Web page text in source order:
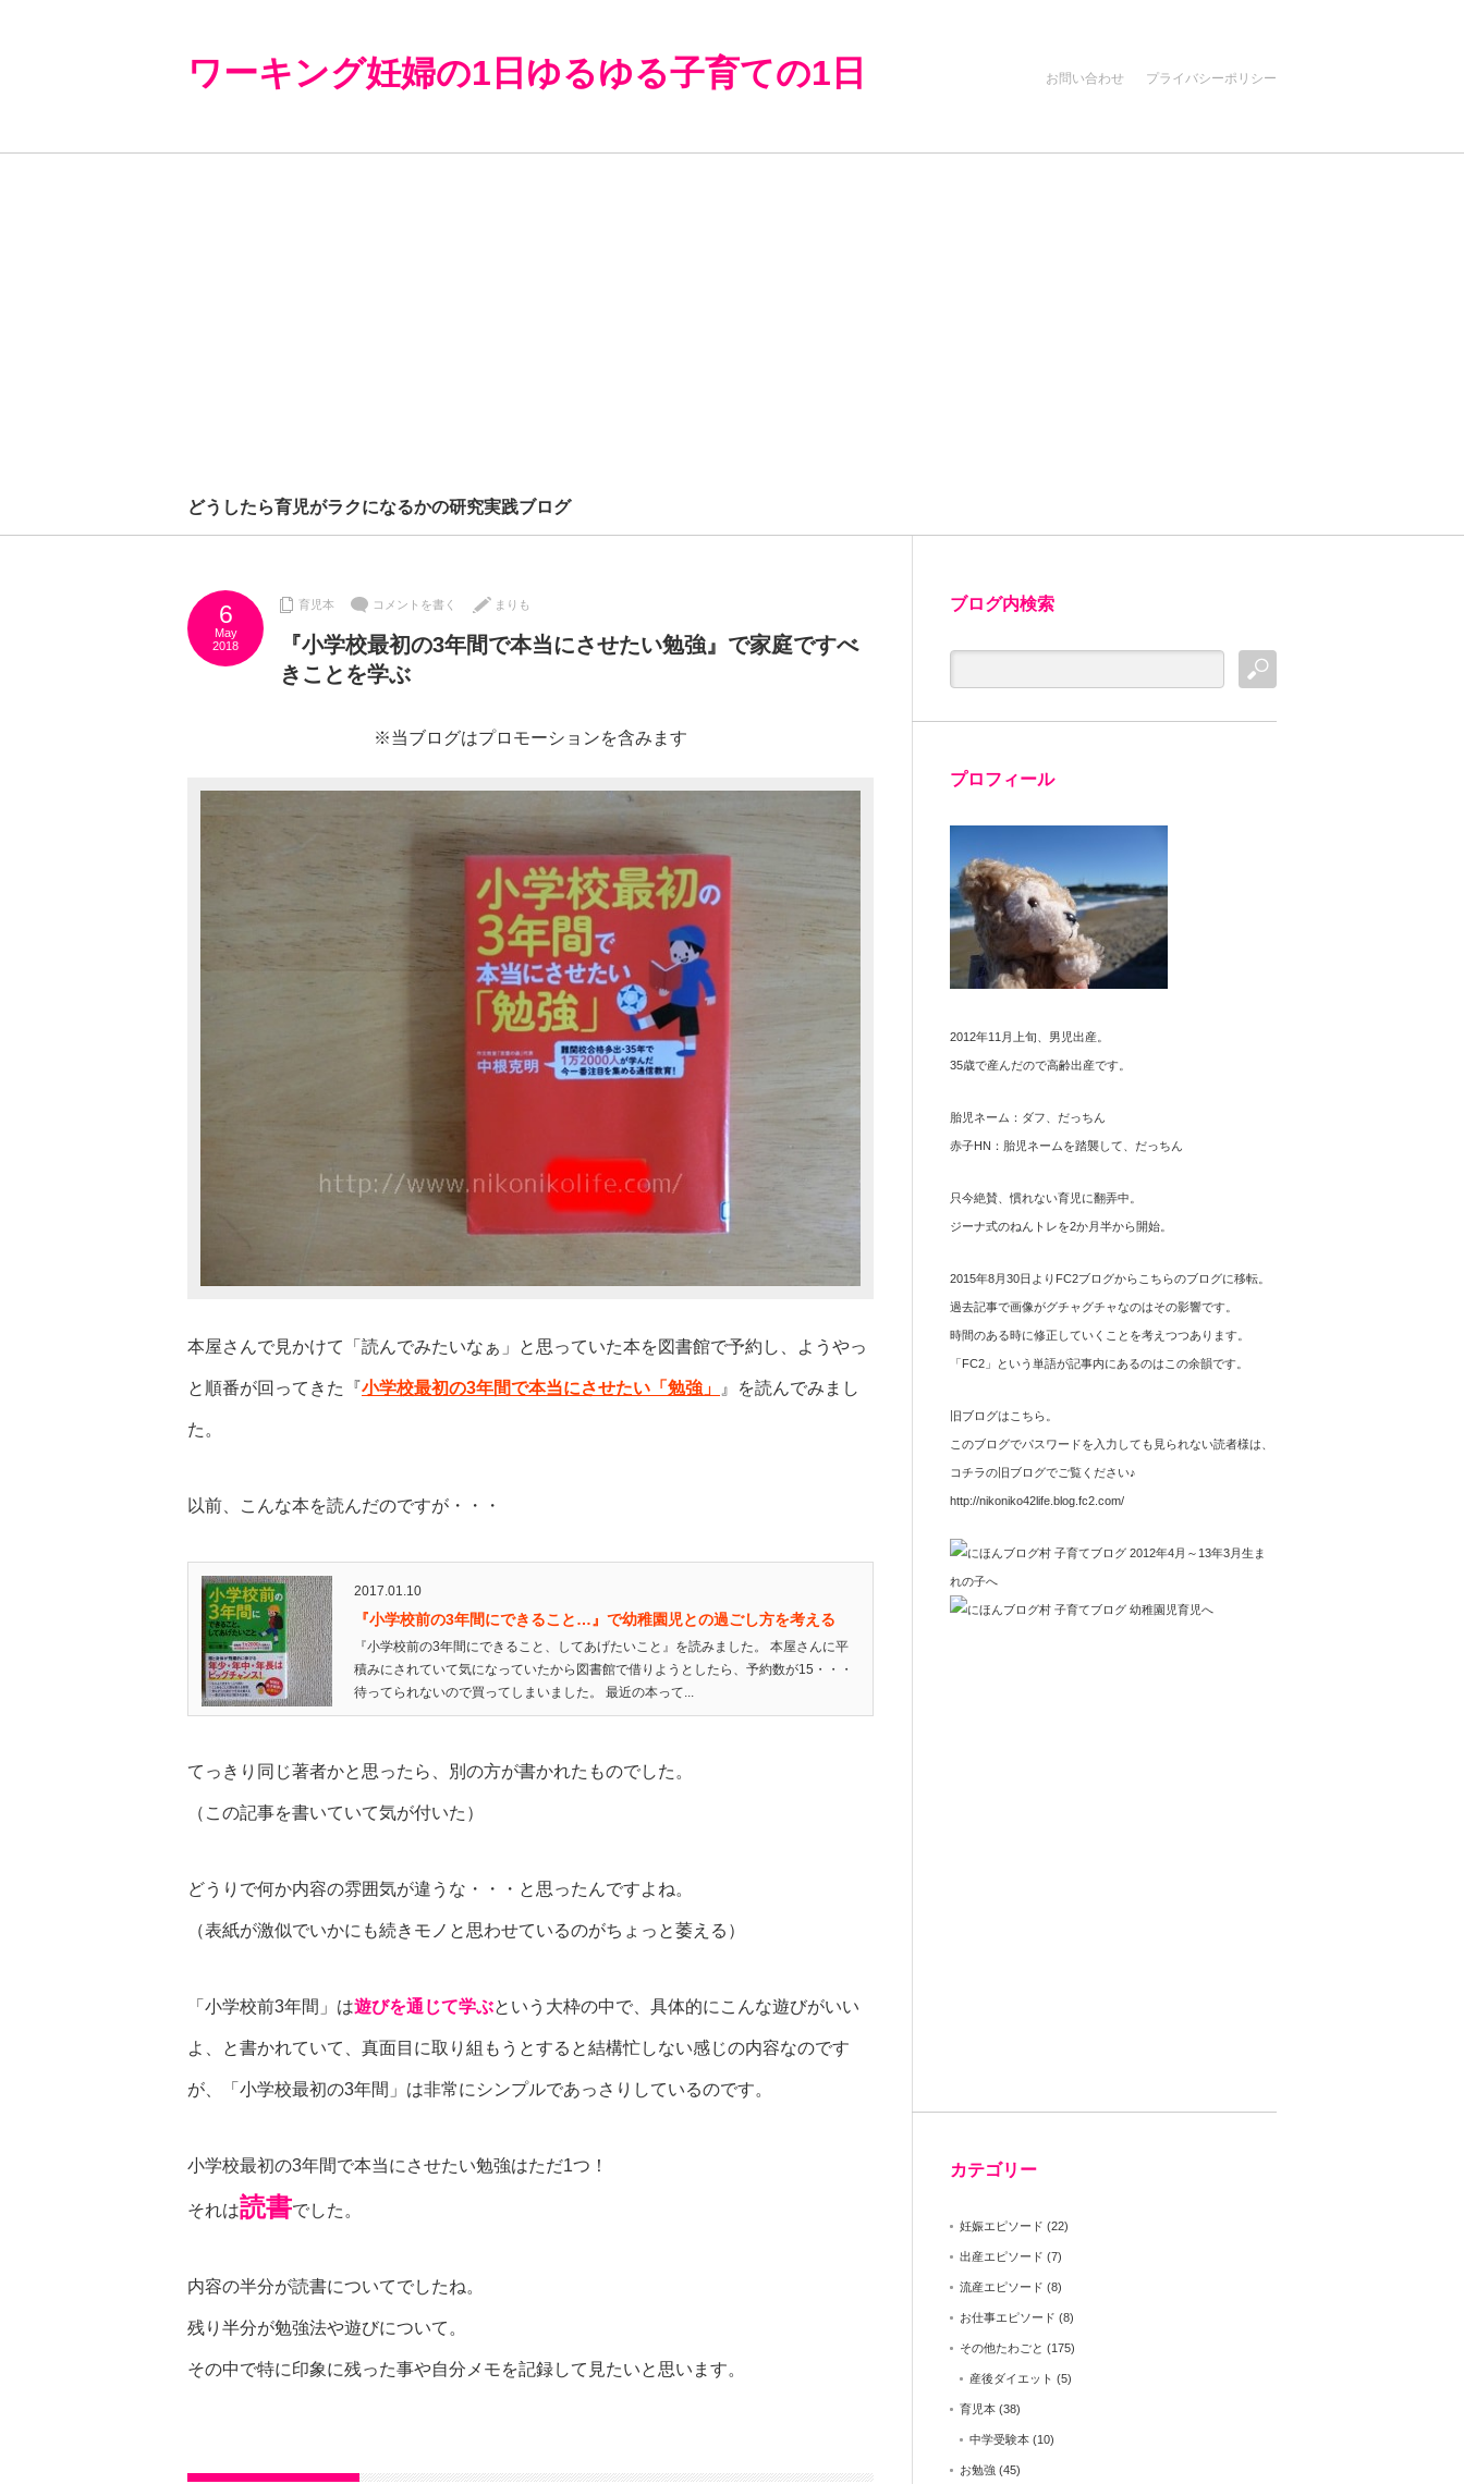
ワーキング妊婦の1日ゆるゆる子育ての1日 お問い合わせ プライバシーポリシー
どうしたら育児がラクになるかの研究実践ブログ
6
May
2018
育児本 コメントを書く まりも
『小学校最初の3年間で本当にさせたい勉強』で家庭ですべ
きことを学ぶ
※当ブログはプロモーションを含みます
本屋さんで見かけて「読んでみたいなぁ」と思っていた本を図書館で予約し、ようやっ
と順番が回ってきた『小学校最初の3年間で本当にさせたい「勉強」 』を読んでみまし
た。
以前、こんな本を読んだのですが・・・
2017.01.10
『小学校前の3年間にできること…』で幼稚園児との過ごし方を考える
『小学校前の3年間にできること、してあげたいこと』を読みました。 本屋さんに平
積みにされていて気になっていたから図書館で借りようとしたら、予約数が15・・・
待ってられないので買ってしまいました。 最近の本って...
てっきり同じ著者かと思ったら、別の方が書かれたものでした。
（この記事を書いていて気が付いた）
どうりで何か内容の雰囲気が違うな・・・と思ったんですよね。
（表紙が激似でいかにも続きモノと思わせているのがちょっと萎える）
「小学校前3年間」は遊びを通じて学ぶという大枠の中で、具体的にこんな遊びがいい
よ、と書かれていて、真面目に取り組もうとすると結構忙しない感じの内容なのです
が、「小学校最初の3年間」は非常にシンプルであっさりしているのです。
小学校最初の3年間で本当にさせたい勉強はただ1つ！
それは読書でした。
内容の半分が読書についてでしたね。
残り半分が勉強法や遊びについて。
その中で特に印象に残った事や自分メモを記録して見たいと思います。
ブログ内検索
プロフィール
2012年11月上旬、男児出産。
35歳で産んだので高齢出産です。
胎児ネーム：ダフ、だっちん
赤子HN：胎児ネームを踏襲して、だっちん
只今絶賛、慣れない育児に翻弄中。
ジーナ式のねんトレを2か月半から開始。
2015年8月30日よりFC2ブログからこちらのブログに移転。
過去記事で画像がグチャグチャなのはその影響です。
時間のある時に修正していくことを考えつつあります。
「FC2」という単語が記事内にあるのはこの余韻です。
旧ブログはこちら。
このブログでパスワードを入力しても見られない読者様は、
コチラの旧ブログでご覧ください♪
http://nikoniko42life.blog.fc2.com/
カテゴリー
妊娠エピソード (22)
出産エピソード (7)
流産エピソード (8)
お仕事エピソード (8)
その他たわごと (175)
産後ダイエット (5)
育児本 (38)
中学受験本 (10)
お勉強 (45)